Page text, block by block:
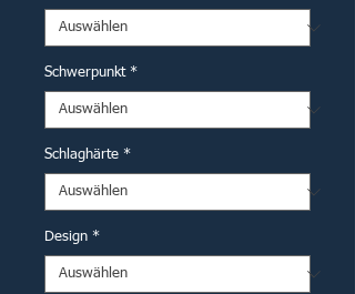
Schwerpunkt *
Schlaghärte *
Design *